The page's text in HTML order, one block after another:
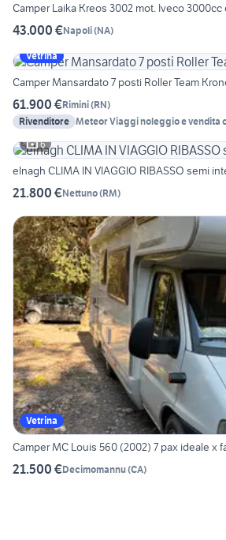
Camper Laika Kreos 3002 mot. Iveco 3000cc
43.000 €Napoli(NA)
Vetrina
Camper Mansardato 7 posti Roller Team
61.900 €Rimini(RN)
Rivenditore Meteor Viaggi noleggio e vendita
6
elnagh CLIMA IN VIAGGIO RIBASSO semi
21.800 €Nettuno(RM)
Vetrina
Camper MC Louis 560 (2002) 7 pax ideale x
21.500 €Decimomannu(CA)